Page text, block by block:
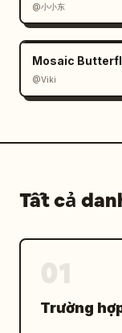
@小小东
Mosaic
@Viki
Tất cả
Trường